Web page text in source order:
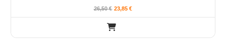
26,50€ 23,85€